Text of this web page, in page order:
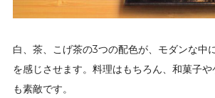
白、茶、こげ茶の3つの配色が、モダンな中
を感じさせます。料理はもちろん、和菓子
も素敵です。